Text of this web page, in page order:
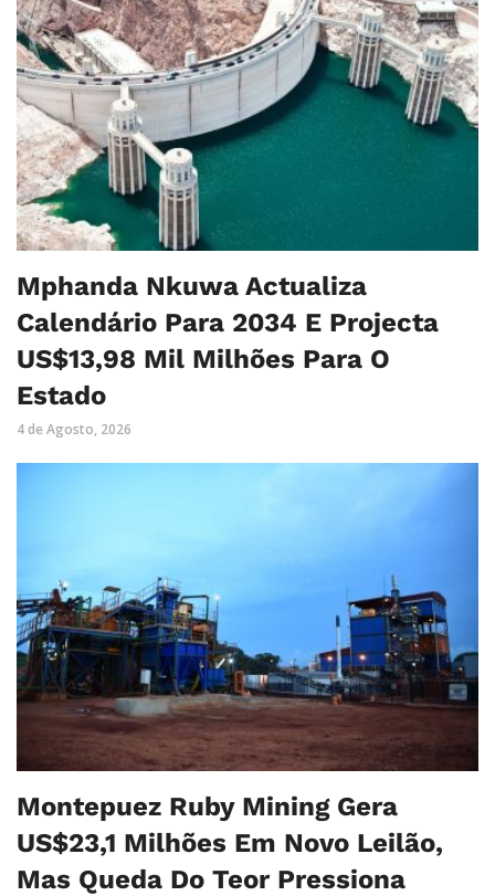
Mphanda Nkuwa Actualiza
Calendário Para 2034 E Projecta
US$13,98 Mil Milhões Para O
Estado
4 de Agosto, 2026
Montepuez Ruby Mining Gera
US$23,1 Milhões Em Novo Leilão,
Mas Queda Do Teor Pressiona